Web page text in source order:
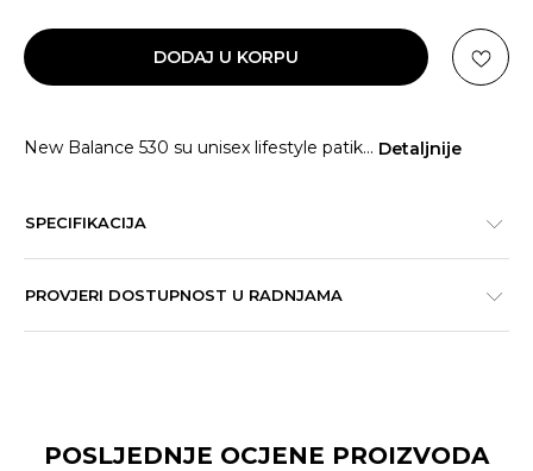
DODAJ U KORPU
New Balance 530 su unisex lifestyle patik... Detaljnije
SPECIFIKACIJA
PROVJERI DOSTUPNOST U RADNJAMA
POSLJEDNJE OCJENE PROIZVODA